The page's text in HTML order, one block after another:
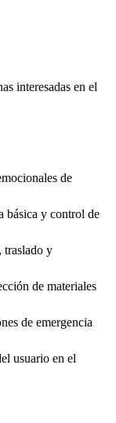
interesadas en el
de
básica y control de
traslado y
de materiales
de emergencia
usuario en el